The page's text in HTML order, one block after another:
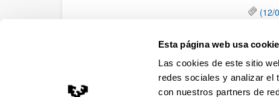
Esta página web usa
Las cookies de este sitio
redes sociales y analizar el
con nuestros partners de
(12/
una